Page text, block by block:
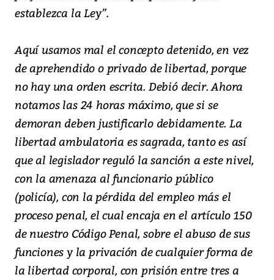
establezca la Ley”.
Aquí usamos mal el concepto detenido, en vez
de aprehendido o privado de libertad, porque
no hay una orden escrita. Debió decir. Ahora
notamos las 24 horas máximo, que si se
demoran deben justificarlo debidamente. La
libertad ambulatoria es sagrada, tanto es así
que al legislador reguló la sanción a este nivel,
con la amenaza al funcionario público
(policía), con la pérdida del empleo más el
proceso penal, el cual encaja en el artículo 150
de nuestro Código Penal, sobre el abuso de sus
funciones y la privación de cualquier forma de
la libertad corporal, con prisión entre tres a